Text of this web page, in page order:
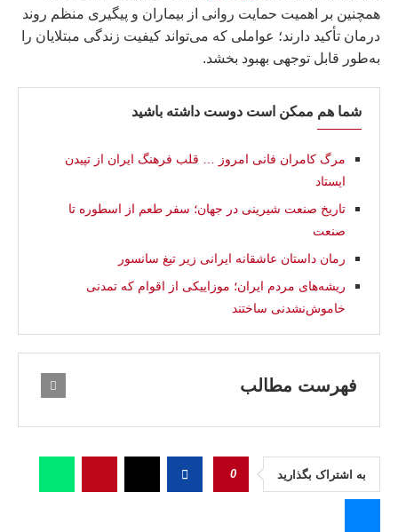
همچنین بر اهمیت حمایت روانی از بیماران و پیگیری منظم روند
درمان تأکید دارند؛ عواملی که می‌تواند کیفیت زندگی مبتلایان را
به‌طور قابل توجهی بهبود بخشد.
شما هم ممکن است دوست داشته باشید
مرگ کامران فانی امروز … قلب فرهنگ ایران از تپیدن
ایستاد
تاریخ صنعت شیرینی در جهان؛ سفر طعم از اسطوره تا
صنعت
رمان داستان عاشقانه ایرانی زیر تیغ سانسور
ریشه‌های مردم ایران؛ موزاییکی از اقوام که تمدنی
خاموش‌نشدنی ساختند
فهرست مطالب
به اشتراک بگذارید 0